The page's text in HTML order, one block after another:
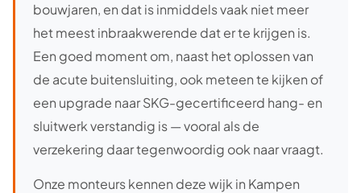
bouwjaren, en dat is inmiddels vaak niet meer
het meest inbraakwerende dat er te krijgen is.
Een goed moment om, naast het oplossen van
de acute buitensluiting, ook meteen te kijken of
een upgrade naar SKG-gecertificeerd hang- en
sluitwerk verstandig is — vooral als de
verzekering daar tegenwoordig ook naar vraagt.
Onze monteurs kennen deze wijk in Kampen